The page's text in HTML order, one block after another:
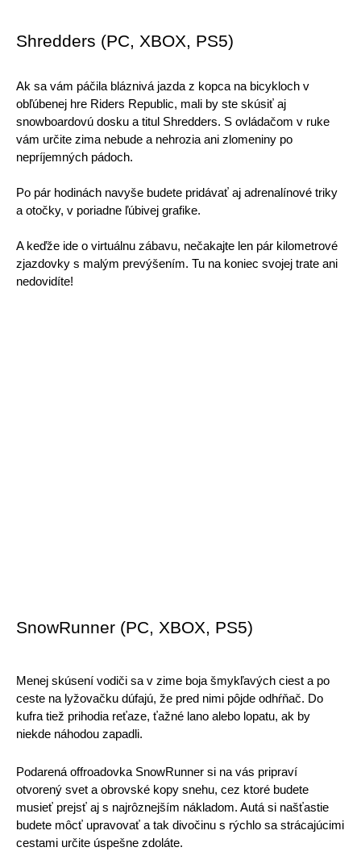
Shredders (PC, XBOX, PS5)
Ak sa vám páčila bláznivá jazda z kopca na bicykloch v
obľúbenej hre Riders Republic, mali by ste skúsiť aj
snowboardovú dosku a titul Shredders. S ovládačom v ruke
vám určite zima nebude a nehrozia ani zlomeniny po
nepríjemných pádoch.
Po pár hodinách navyše budete pridávať aj adrenalínové triky
a otočky, v poriadne ľúbivej grafike.
A keďže ide o virtuálnu zábavu, nečakajte len pár kilometrové
zjazdovky s malým prevýšením. Tu na koniec svojej trate ani
nedovidíte!
SnowRunner (PC, XBOX, PS5)
Menej skúsení vodiči sa v zime boja šmykľavých ciest a po
ceste na lyžovačku dúfajú, že pred nimi pôjde odhŕňač. Do
kufra tiež prihodia reťaze, ťažné lano alebo lopatu, ak by
niekde náhodou zapadli.
Podarená offroadovka SnowRunner si na vás pripraví
otvorený svet a obrovské kopy snehu, cez ktoré budete
musieť prejsť aj s najrôznejším nákladom. Autá si našťastie
budete môcť upravovať a tak divočinu s rýchlo sa strácajúcimi
cestami určite úspešne zdoláte.